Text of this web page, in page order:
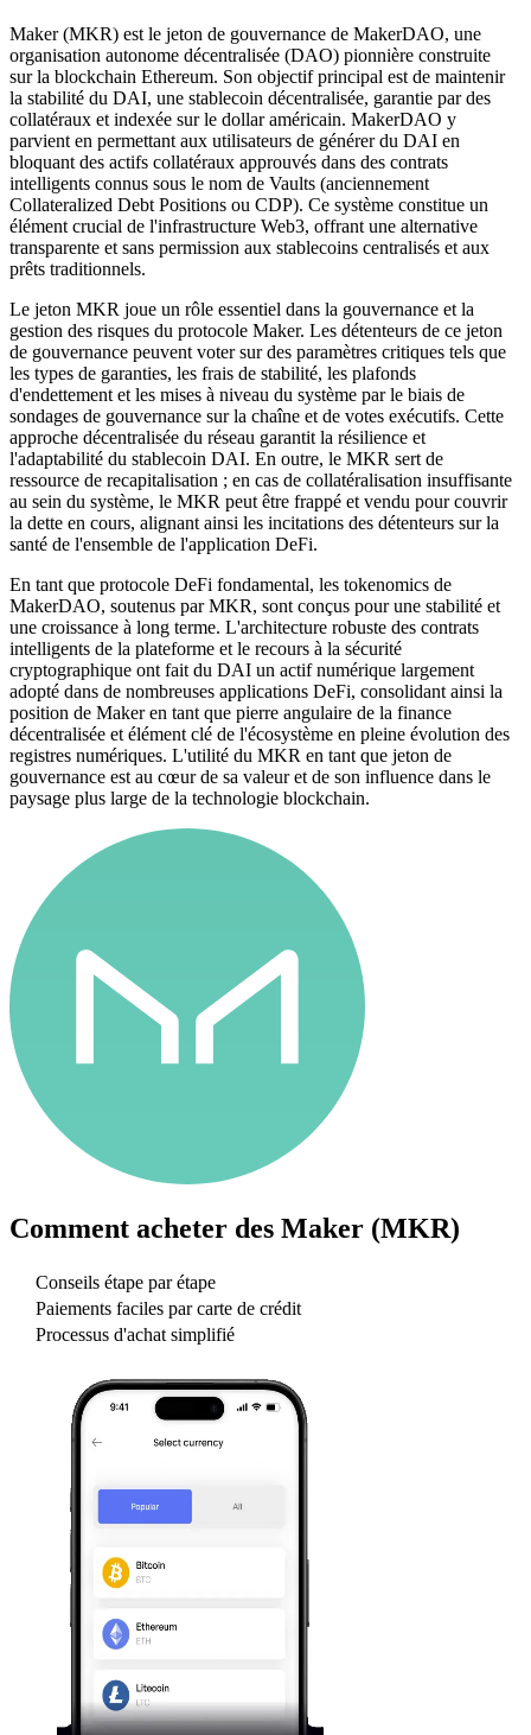
Maker (MKR) est le jeton de gouvernance de MakerDAO, une
organisation autonome décentralisée (DAO) pionnière construite
sur la blockchain Ethereum. Son objectif principal est de maintenir
la stabilité du DAI, une stablecoin décentralisée, garantie par des
collatéraux et indexée sur le dollar américain. MakerDAO y
parvient en permettant aux utilisateurs de générer du DAI en
bloquant des actifs collatéraux approuvés dans des contrats
intelligents connus sous le nom de Vaults (anciennement
Collateralized Debt Positions ou CDP). Ce système constitue un
élément crucial de l'infrastructure Web3, offrant une alternative
transparente et sans permission aux stablecoins centralisés et aux
prêts traditionnels.
Le jeton MKR joue un rôle essentiel dans la gouvernance et la
gestion des risques du protocole Maker. Les détenteurs de ce jeton
de gouvernance peuvent voter sur des paramètres critiques tels que
les types de garanties, les frais de stabilité, les plafonds
d'endettement et les mises à niveau du système par le biais de
sondages de gouvernance sur la chaîne et de votes exécutifs. Cette
approche décentralisée du réseau garantit la résilience et
l'adaptabilité du stablecoin DAI. En outre, le MKR sert de
ressource de recapitalisation ; en cas de collatéralisation insuffisante
au sein du système, le MKR peut être frappé et vendu pour couvrir
la dette en cours, alignant ainsi les incitations des détenteurs sur la
santé de l'ensemble de l'application DeFi.
En tant que protocole DeFi fondamental, les tokenomics de
MakerDAO, soutenus par MKR, sont conçus pour une stabilité et
une croissance à long terme. L'architecture robuste des contrats
intelligents de la plateforme et le recours à la sécurité
cryptographique ont fait du DAI un actif numérique largement
adopté dans de nombreuses applications DeFi, consolidant ainsi la
position de Maker en tant que pierre angulaire de la finance
décentralisée et élément clé de l'écosystème en pleine évolution des
registres numériques. L'utilité du MKR en tant que jeton de
gouvernance est au cœur de sa valeur et de son influence dans le
paysage plus large de la technologie blockchain.
Comment acheter des Maker (MKR)
Conseils étape par étape
Paiements faciles par carte de crédit
Processus d'achat simplifié